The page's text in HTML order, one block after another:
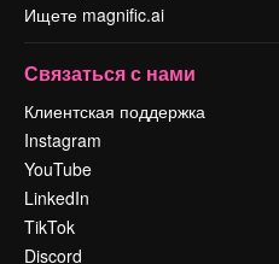
Ищете magnific.ai
Связаться с нами
Клиентская поддержка
Instagram
YouTube
LinkedIn
TikTok
Discord